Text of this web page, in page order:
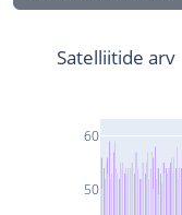
50
60
Satelliitide arv